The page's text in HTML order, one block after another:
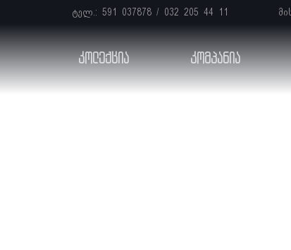
ტელ.: 591 037878 / 032 205 44 11
კოლექცია კომპანია